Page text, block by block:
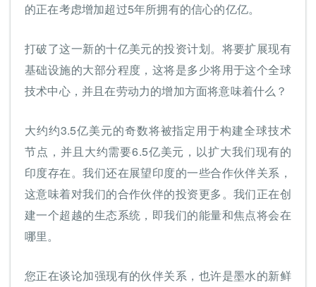
的正在考虑增加超过5年所拥有的信心的亿亿。
打破了这一新的十亿美元的投资计划。将要扩展现有
基础设施的大部分程度，这将是多少将用于这个全球
技术中心，并且在劳动力的增加方面将意味着什么？
大约约3.5亿美元的奇数将被指定用于构建全球技术
节点，并且大约需要6.5亿美元，以扩大我们现有的
印度存在。我们还在展望印度的一些合作伙伴关系，
这意味着对我们的合作伙伴的投资更多。我们正在创
建一个超越的生态系统，即我们的能量和焦点将会在
哪里。
您正在谈论加强现有的伙伴关系，也许是墨水的新鲜